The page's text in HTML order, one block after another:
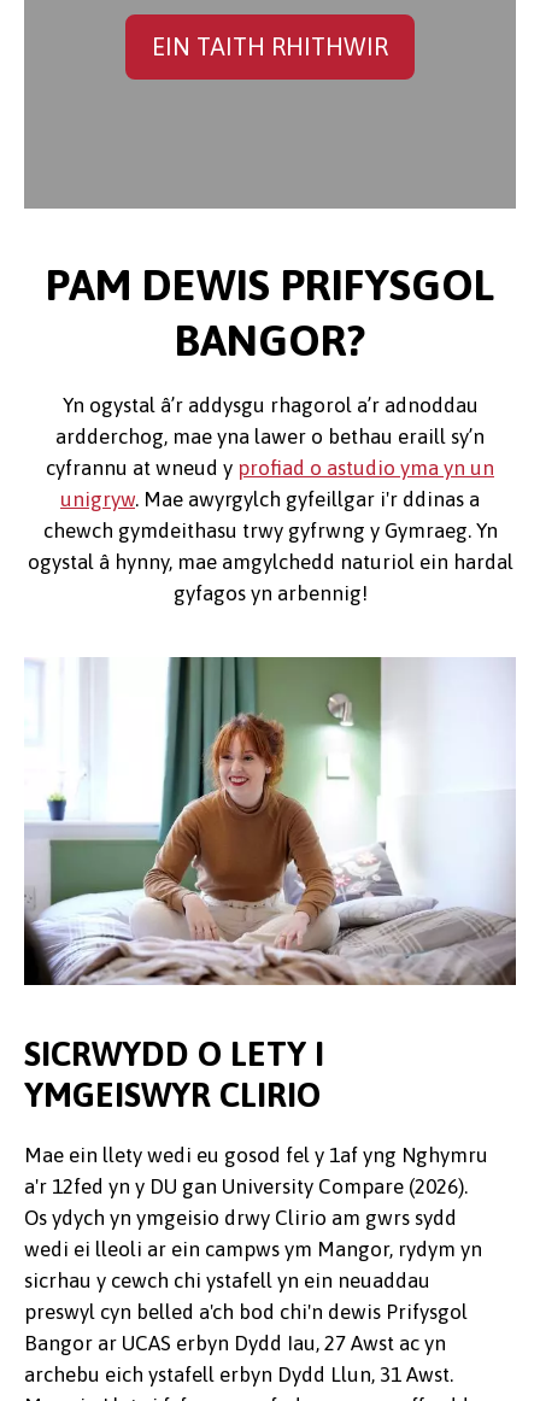
EIN TAITH RHITHWIR
PAM DEWIS PRIFYSGOL
BANGOR?
Yn ogystal â’r addysgu rhagorol a’r adnoddau
ardderchog, mae yna lawer o bethau eraill sy’n
cyfrannu at wneud y profiad o astudio yma yn un
unigryw. Mae awyrgylch gyfeillgar i'r ddinas a
chewch gymdeithasu trwy gyfrwng y Gymraeg. Yn
ogystal â hynny, mae amgylchedd naturiol ein hardal
gyfagos yn arbennig!
SICRWYDD O LETY I
YMGEISWYR CLIRIO
Mae ein llety wedi eu gosod fel y 1af yng Nghymru
a'r 12fed yn y DU gan University Compare (2026).
Os ydych yn ymgeisio drwy Clirio am gwrs sydd
wedi ei lleoli ar ein campws ym Mangor, rydym yn
sicrhau y cewch chi ystafell yn ein neuaddau
preswyl cyn belled a'ch bod chi'n dewis Prifysgol
Bangor ar UCAS erbyn Dydd Iau, 27 Awst ac yn
archebu eich ystafell erbyn Dydd Llun, 31 Awst.